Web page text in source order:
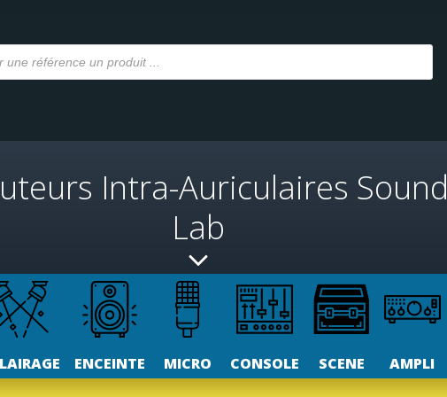
Intra-Auriculaires Sound
Lab
ENCEINTE MICRO CONSOLE SCENE AMPLI